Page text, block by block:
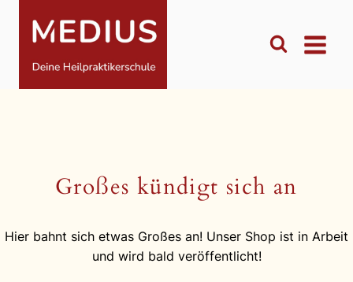
Großes kündigt sich an
Hier bahnt sich etwas Großes an! Unser Shop ist in Arbeit
und wird bald veröffentlicht!